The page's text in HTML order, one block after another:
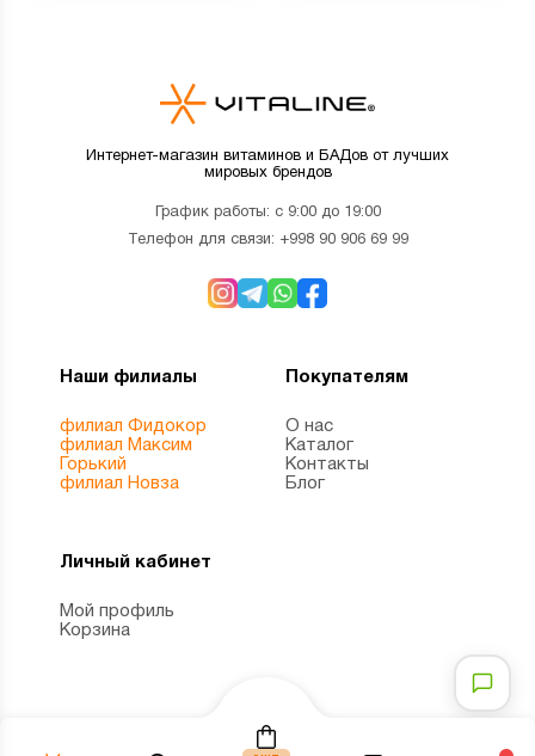
Интернет-магазин витаминов и БАДов от лучших
мировых брендов
График работы: с 9:00 до 19:00
Телефон для связи: +998 90 906 69 99
Наши филиалы
филиал Фидокор
филиал Максим
Горький
филиал Новза
Покупателям
О нас
Каталог
Контакты
Блог
Личный кабинет
Мой профиль
Корзина